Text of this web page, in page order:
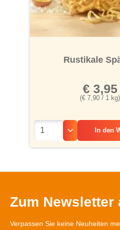
Rustikale
(€ 7,90 / 1 kg)
€ 3,95
In den
Zum Newsletter
Verpassen Sie keine Neuheiten